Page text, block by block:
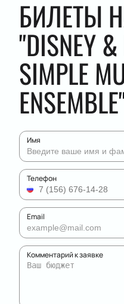
БИЛЕТЫ
"DISNEY
SIMPLE
Имя
Телефон
Email
Комментарий к заявке